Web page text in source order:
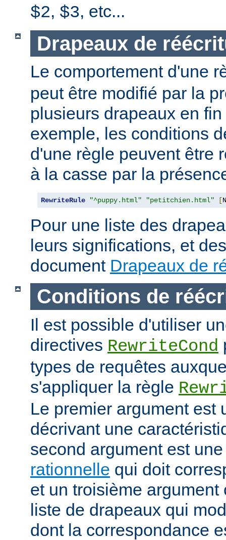
$2, $3, etc...
Drapeaux de
Le comportement d'une
peut être modifié par la
plusieurs drapeaux en
exemple, les conditions
d'une règle peuvent être
à la casse par la
RewriteRule "^puppy.html" "petitchien.html" [
Pour une liste des
leurs significations, et
document Drapeaux de
Conditions de
Il est possible d'utiliser
directives RewriteCond
types de requêtes
s'appliquer la règle
Le premier argument est
décrivant une
second argument est
rationnelle qui doit
et un troisième
liste de drapeaux qui
dont la correspondance